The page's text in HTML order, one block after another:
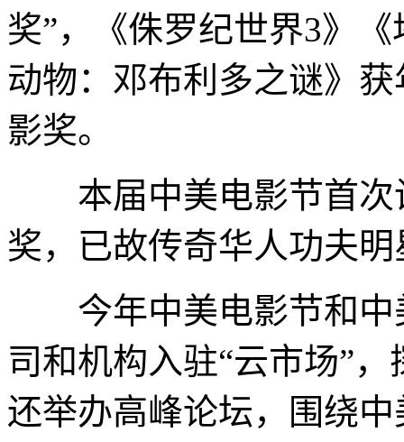
奖”，《侏罗纪世界3》
动物：邓布利多之谜》
影奖。
本届中美电影节首次
奖，已故传奇华人功夫
今年中美电影节和中
司和机构入驻“云市场”
还举办高峰论坛，围绕